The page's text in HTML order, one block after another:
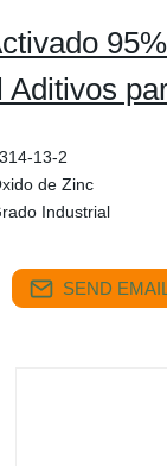
13-2
de Zinc
Industrial
SEND